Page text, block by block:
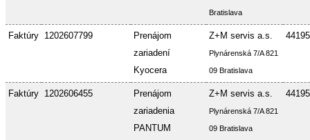
Bratislava
Faktúry 1202607799
Prenájom
zariadení
Kyocera
Z+M servis a.s.
Plynárenská 7/A 821
09 Bratislava
Faktúry 1202606455
Prenájom
zariadenia
PANTUM
Z+M servis a.s.
Plynárenská 7/A 821
09 Bratislava